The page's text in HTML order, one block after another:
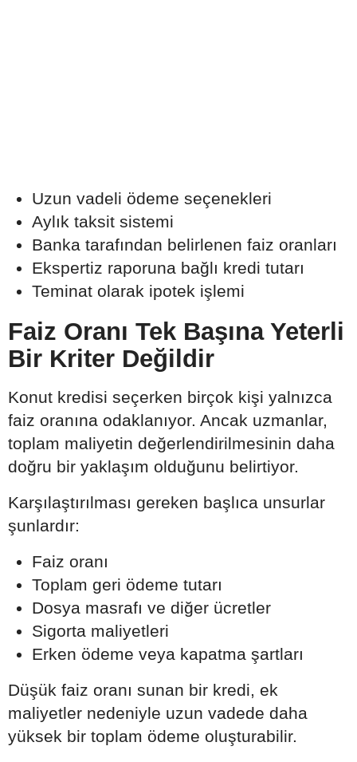
Uzun vadeli ödeme seçenekleri
Aylık taksit sistemi
Banka tarafından belirlenen faiz oranları
Ekspertiz raporuna bağlı kredi tutarı
Teminat olarak ipotek işlemi
Faiz Oranı Tek Başına Yeterli
Bir Kriter Değildir
Konut kredisi seçerken birçok kişi yalnızca
faiz oranına odaklanıyor. Ancak uzmanlar,
toplam maliyetin değerlendirilmesinin daha
doğru bir yaklaşım olduğunu belirtiyor.
Karşılaştırılması gereken başlıca unsurlar
şunlardır:
Faiz oranı
Toplam geri ödeme tutarı
Dosya masrafı ve diğer ücretler
Sigorta maliyetleri
Erken ödeme veya kapatma şartları
Düşük faiz oranı sunan bir kredi, ek
maliyetler nedeniyle uzun vadede daha
yüksek bir toplam ödeme oluşturabilir.